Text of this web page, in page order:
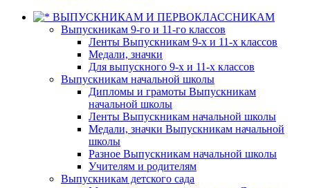
ВЫПУСКНИКАМ И ПЕРВОКЛАССНИКАМ
Выпускникам 9-го и 11-го классов
Ленты Выпускникам 9-х и 11-х классов
Медали, значки
Для выпускного 9-х и 11-х классов
Выпускникам начальной школы
Дипломы и грамоты Выпускникам
начальной школы
Ленты Выпускникам начальной школы
Медали, значки Выпускникам начальной
школы
Разное Выпускникам начальной школы
Учителям и родителям
Выпускникам детского сада